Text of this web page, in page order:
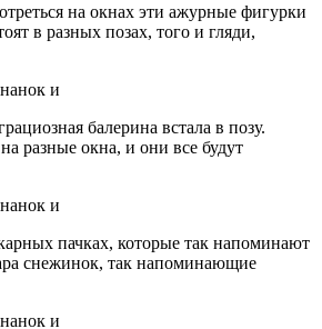
на окнах эти ажурные фигурки
в разных позах, того и гляди,
балерина встала в позу.
разные окна, и они все будут
пачках, которые так напоминают
снежинок, так напоминающие